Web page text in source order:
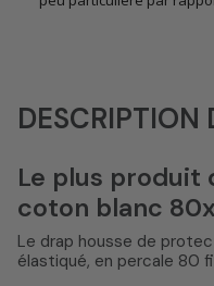
DESCRIPTION
Le plus produit
coton blanc
Le drap housse de
élastiqué, en percale 80